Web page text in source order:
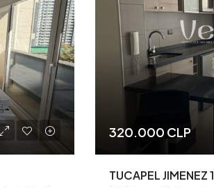
320.000 CLP
TUCAPEL